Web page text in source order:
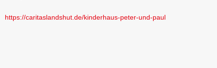
https://caritaslandshut.de/kinderhaus-peter-und-paul